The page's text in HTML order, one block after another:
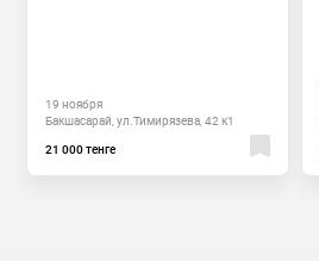
19 ноября
Бакшасарай, ул.Тимирязева, 42 к1
21 000 тенге